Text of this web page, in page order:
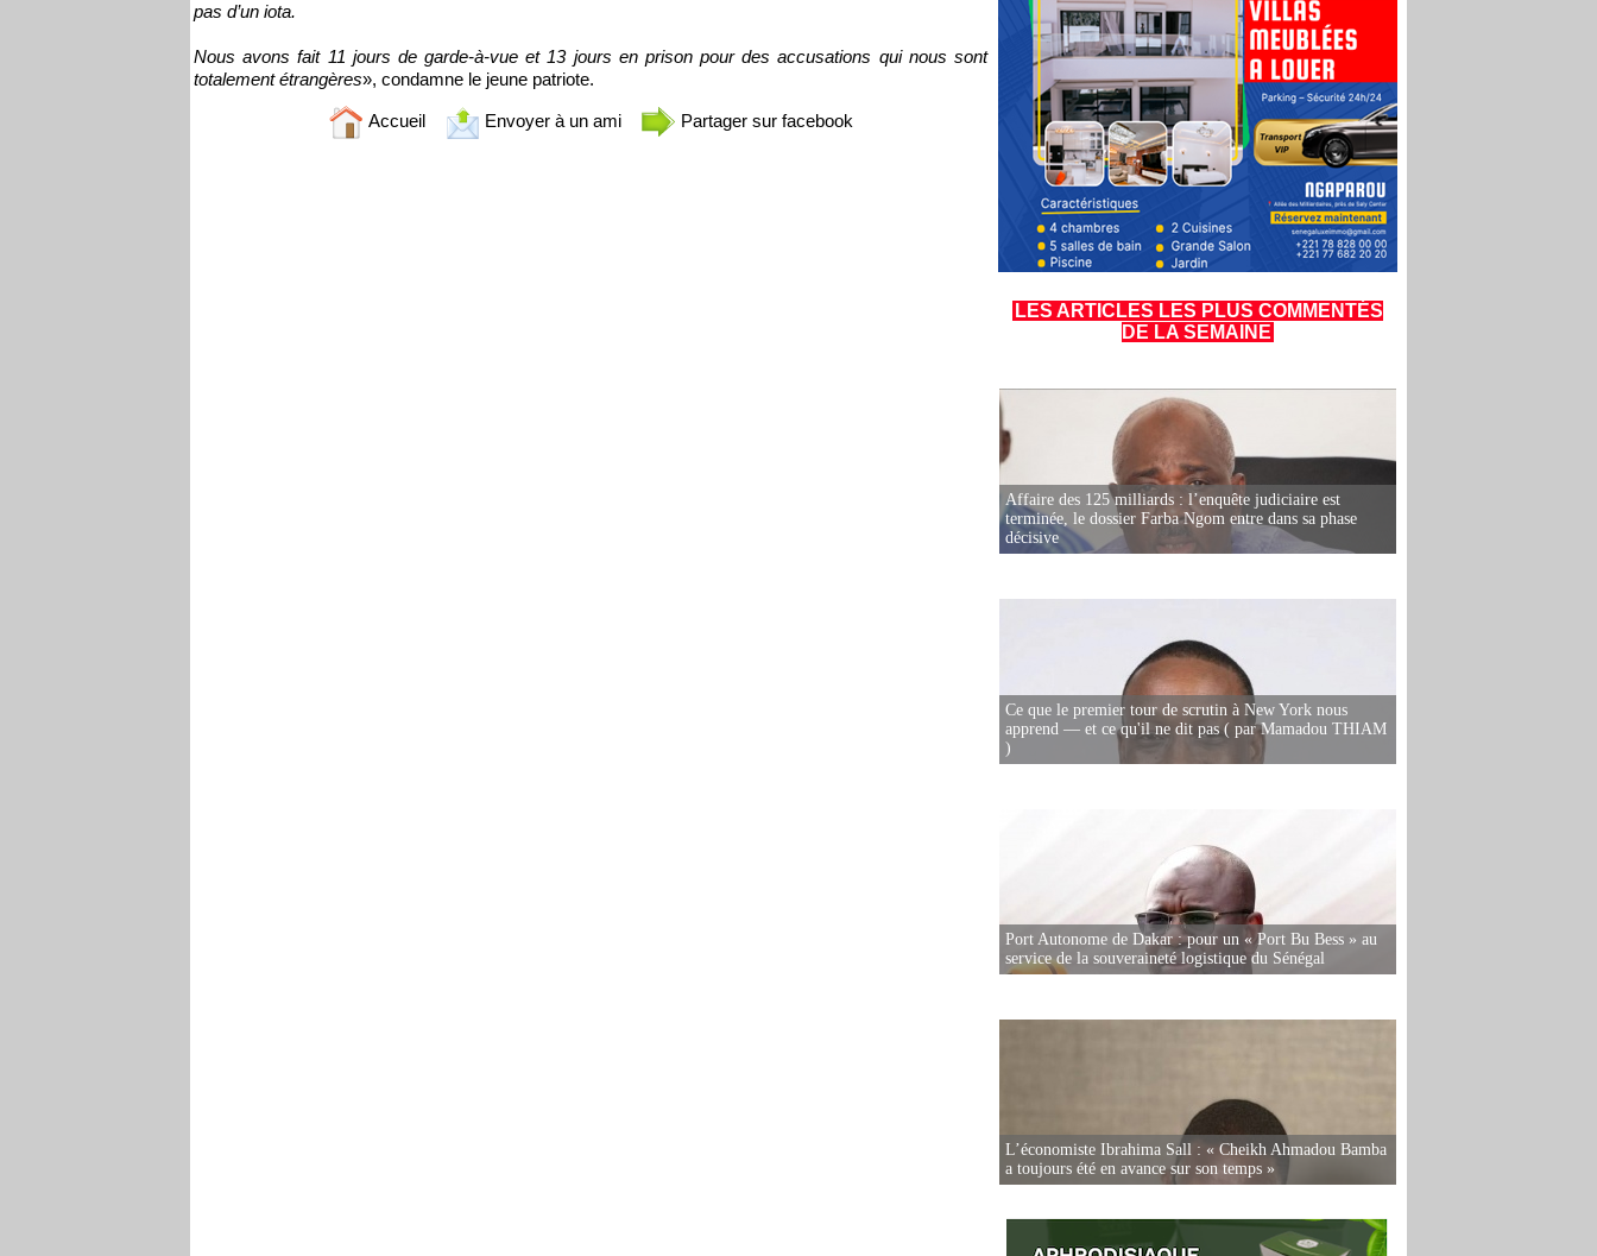
pas d’un iota.
Nous avons fait 11 jours de garde-à-vue et 13 jours en prison pour des accusations qui nous sont
totalement étrangères», condamne le jeune patriote.
Accueil Envoyer à un ami Partager sur facebook
LES ARTICLES LES PLUS COMMENTÉS
DE LA SEMAINE
Affaire des 125 milliards : l’enquête judiciaire est
terminée, le dossier Farba Ngom entre dans sa phase
décisive
Ce que le premier tour de scrutin à New York nous
apprend — et ce qu'il ne dit pas ( par Mamadou THIAM
)
Port Autonome de Dakar : pour un « Port Bu Bess » au
service de la souveraineté logistique du Sénégal
L’économiste Ibrahima Sall : « Cheikh Ahmadou Bamba
a toujours été en avance sur son temps »